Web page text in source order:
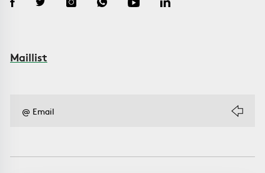
Maillist